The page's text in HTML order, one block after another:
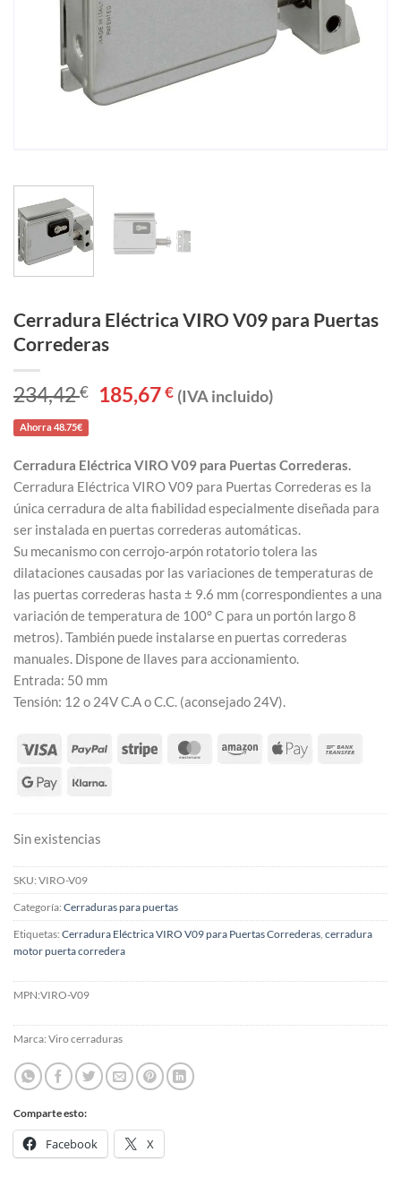
Cerradura Eléctrica VIRO V09 para Puertas
Correderas
234,42€
El
precio
185,67€El
precio
(IVA incluido)
Ahorra 48.75€
Cerradura Eléctrica VIRO V09 para Puertas Correderas.
Cerradura Eléctrica VIRO V09 para Puertas Correderas es la
única cerradura de alta fiabilidad especialmente diseñada para
ser instalada en puertas correderas automáticas.
Su mecanismo con cerrojo-arpón rotatorio tolera las
dilataciones causadas por las variaciones de temperaturas de
las puertas correderas hasta ± 9.6 mm (correspondientes a una
variación de temperatura de 100° C para un portón largo 8
metros). También puede instalarse en puertas correderas
manuales. Dispone de llaves para accionamiento.
Entrada: 50 mm
Tensión: 12 o 24V C.A o C.C. (aconsejado 24V).
Sin existencias
SKU: VIRO-V09
Categoría: Cerraduras para puertas
Etiquetas: Cerradura Eléctrica VIRO V09 para Puertas Correderas, cerradura
motor puerta corredera
MPN:VIRO-V09
Marca: Viro cerraduras
Comparte esto:
Facebook X